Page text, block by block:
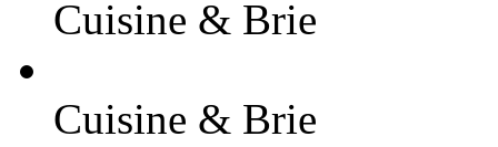
Cuisine & Brie
Cuisine & Brie